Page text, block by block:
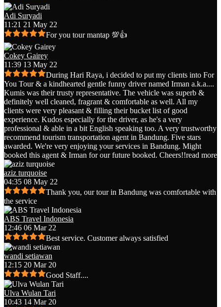
Adi Suryadi
11:21 21 May 22
For you tour mantap 💯👍
Cokey Gairey
11:39 13 May 22
During Hari Raya, i decided to put my clients into For
You Tour & a kindhearted gentle funny driver named Irman a.k.a....
Kumis was their trusty representative. The vehicle was superb &
definitely well cleaned, fragrant & comfortable as well. All my
clients were very pleasant & filling their bucket list of good
experience. Kudos especially for the driver, as he's a very
professional & able in a bit English speaking too. A very trustworthy
recommend tourism transportation agent in Bandung. Five stars
awarded. We're very enjoying your services in Bandung. Might
booked this agent & Irman for our future booked. Cheers!!read more
aziz turquoise
04:35 08 May 22
Thank you, our tour in Bandung was comfortable with
the service
ABS Travel Indonesia
12:46 06 Mar 22
Best service. Customer always satisfied
wandi setiawan
12:15 20 Mar 20
Good Staff....
Ulva Wulan Tari
10:43 14 Mar 20